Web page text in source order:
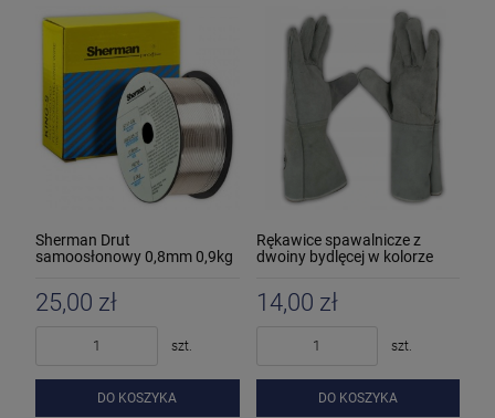
Sherman Drut
samoosłonowy 0,8mm 0,9kg
25,00 zł
szt.
DO KOSZYKA
Rękawice spawalnicze z
dwoiny bydlęcej w kolorze
14,00 zł
szt.
DO KOSZYKA